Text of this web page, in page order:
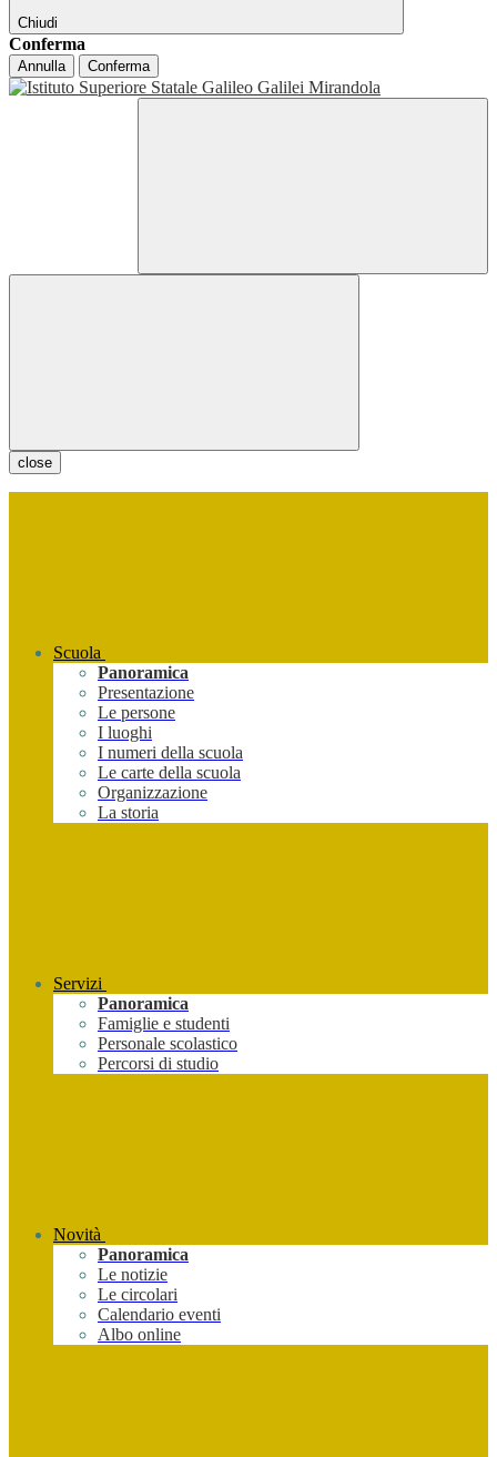
Chiudi
Conferma
Annulla Conferma
close
Scuola
Panoramica
Presentazione
Le persone
I luoghi
I numeri della scuola
Le carte della scuola
Organizzazione
La storia
Servizi
Panoramica
Famiglie e studenti
Personale scolastico
Percorsi di studio
Novità
Panoramica
Le notizie
Le circolari
Calendario eventi
Albo online